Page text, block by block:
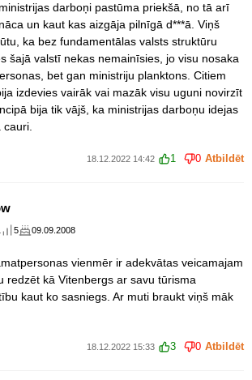
darboņi pastūma priekšā, no tā arī
un kaut kas aizgāja pilnīgā d***ā. Viņš
ka bez fundamentālas valsts struktūru
šajā valstī nekas nemainīsies, jo visu nosaka
bet gan ministriju planktons. Citiem
izdevies vairāk vai mazāk visu uguni novirzīt
bija tik vājš, ka ministrijas darboņu idejas
18.12.2022 14:42 1 0 Atbildēt
5 09.09.2008
vienmēr ir adekvātas veicamajam
redzēt kā Vitenbergs ar savu tūrisma
kaut ko sasniegs. Ar muti braukt viņš māk
18.12.2022 15:33 3 0 Atbildēt